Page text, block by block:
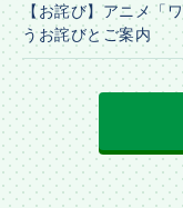
【お詫び】アニメ「
うお詫びとご案内